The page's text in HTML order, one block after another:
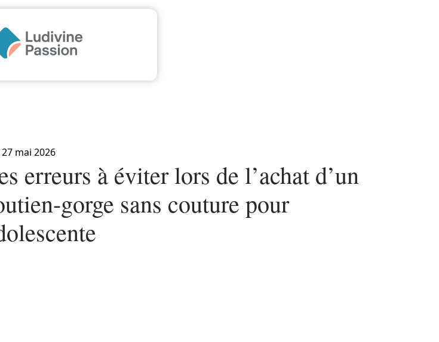
27 mai 2026
erreurs à éviter lors de l’achat d’un
gorge sans couture pour